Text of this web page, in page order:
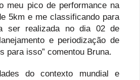
meu pico de performance na
5km e me classificando para
ser realizada no dia 02 de
e periodização de
para isso” comentou Bruna.
do contexto mundial e